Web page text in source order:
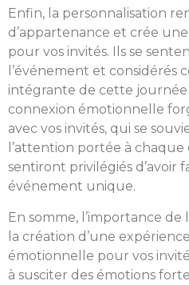
Enfin, la personnalisation
d’appartenance et crée
pour vos invités. Ils se
l’événement et considérés
intégrante de cette journée
connexion émotionnelle
avec vos invités, qui se
l’attention portée à
sentiront privilégiés d’avoir
événement unique.
En somme, l’importance
la création d’une
émotionnelle pour vos
à susciter des émotions